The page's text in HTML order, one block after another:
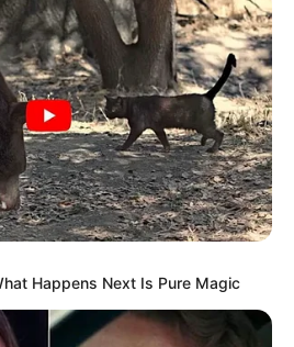
Happens Next Is Pure Magic